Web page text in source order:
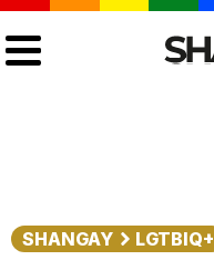
SHANGAY LGTBIQ+